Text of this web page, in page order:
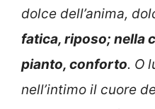
dolce dell’anima,
fatica, riposo; nella
pianto, conforto. O
nell’intimo il cuore